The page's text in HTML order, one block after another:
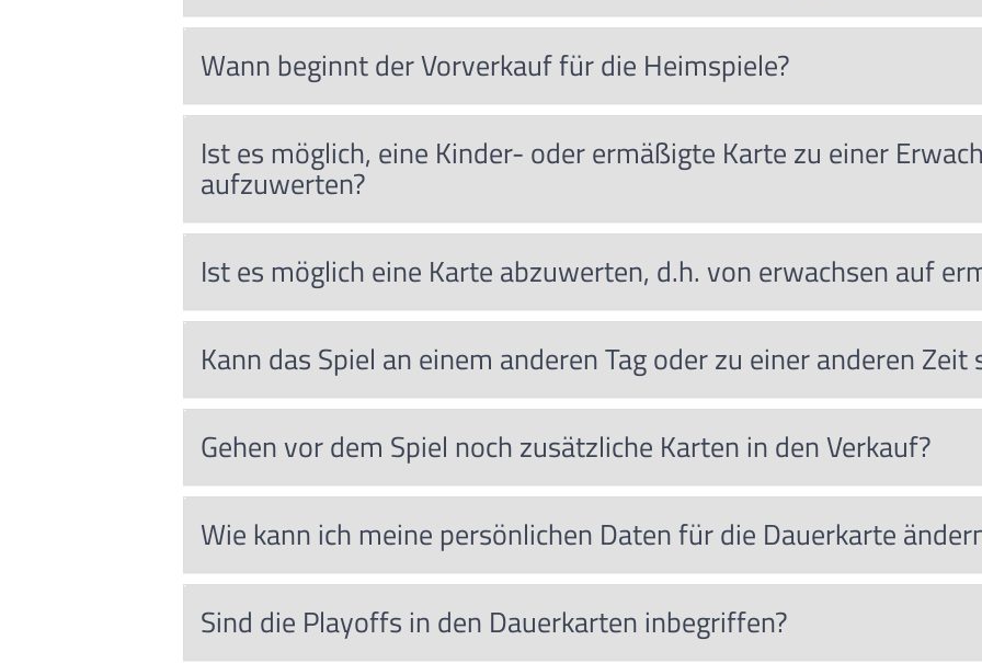
Wann beginnt der Vorverkauf für die Heimspiele?
Ist es möglich, eine Kinder- oder ermäßigte Karte zu einer
aufzuwerten?
Ist es möglich eine Karte abzuwerten, d.h. von erwachsen auf
Kann das Spiel an einem anderen Tag oder zu einer anderen
Gehen vor dem Spiel noch zusätzliche Karten in den Verkauf?
Wie kann ich meine persönlichen Daten für die Dauerkarte
Sind die Playoffs in den Dauerkarten inbegriffen?